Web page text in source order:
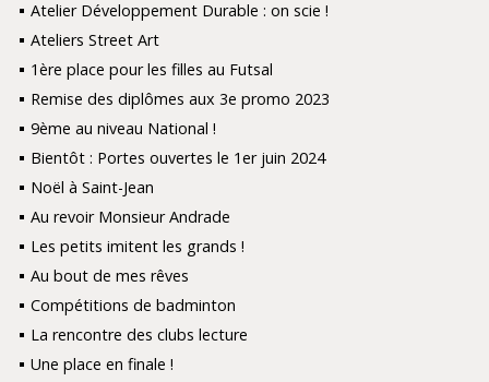
Atelier Développement Durable : on scie !
Ateliers Street Art
1ère place pour les filles au Futsal
Remise des diplômes aux 3e promo 2023
9ème au niveau National !
Bientôt : Portes ouvertes le 1er juin 2024
Noël à Saint-Jean
Au revoir Monsieur Andrade
Les petits imitent les grands !
Au bout de mes rêves
Compétitions de badminton
La rencontre des clubs lecture
Une place en finale !